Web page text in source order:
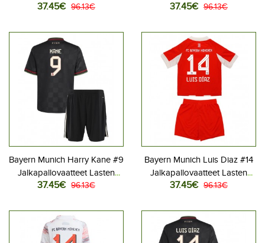
Kotipeliasu 2025-26
housut)
37.45€ 96.13€
Vieraspeliasu 2025-26
housut)
37.45€ 96.13€
Bayern Munich Harry Kane #9
Jalkapallovaatteet Lasten
Kolmas peliasu 2025-26
housut)
37.45€ 96.13€
Bayern Munich Luis Diaz #14
Jalkapallovaatteet Lasten
Kotipeliasu 2025-26
housut)
37.45€ 96.13€